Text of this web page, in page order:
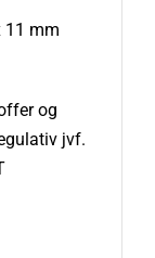
11 mm
og
jvf.